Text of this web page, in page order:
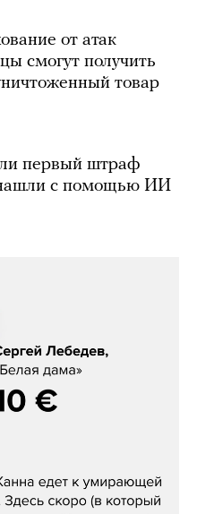
от атак
смогут получить
товар
первый штраф
с помощью ИИ
«Белая дама»